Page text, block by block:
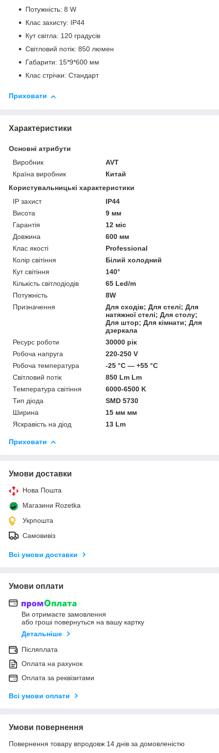
Потужність: 8 W
Клас захисту: IP44
Кут світла: 120 градусів
Світловий потік: 850 люмен
Габарити: 15*9*600 мм
Клас стрічки: Стандарт
Приховати
Характеристики
Основні атрибути
Виробник
AVT
Країна виробник
Китай
Користувальницькі характеристики
IP захист
IP44
Висота
9 мм
Гарантія
12 міс
Довжина
600 мм
Клас якості
Professional
Колір світіння
Білий холодний
Кут світіння
140°
Кількість світлодіодів
65 Led/m
Потужність
8W
Призначення
Для сходів; Для стелі; Для
натяжної стелі; Для столу;
Для штор; Для кімнати; Для
дзеркала
Ресурс роботи
30000 рік
Робоча напруга
220-250 V
Робоча температура
-25 °C — +55 °C
Світловий потік
850 Lm Lm
Температура світіння
6000-6500 K
Тип діода
SMD 5730
Ширина
15 мм мм
Яскравість на діод
13 Lm
Приховати
Умови доставки
Нова Пошта
Магазини Rozetka
Укрпошта
Самовивіз
Всі умови доставки
Умови оплати
Ви отримаєте замовлення
або гроші повернуться на вашу картку
Детальніше
Післяплата
Оплата на рахунок
Оплата за реквізитами
Всі умови оплати
Умови повернення
Повернення товару впродовж 14 днів за домовленістю